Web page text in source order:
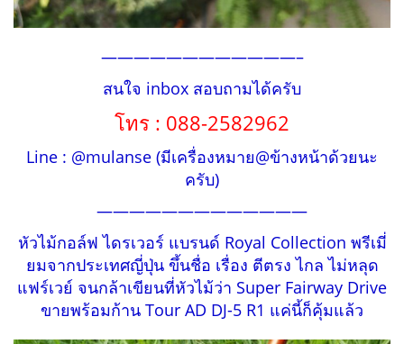
————————————–
สนใจ inbox สอบถามได้ครับ
โทร : 088-2582962
Line : @mulanse (มีเครื่องหมาย@ข้างหน้าด้วยนะ
ครับ)
—————————————
หัวไม้กอล์ฟ ไดรเวอร์ แบรนด์ Royal Collection พรีเมี่
ยมจากประเทศญี่ปุ่น ขึ้นชื่อ เรื่อง ตีตรง ไกล ไม่หลุด
แฟร์เวย์ จนกล้าเขียนที่หัวไม้ว่า Super Fairway Drive
ขายพร้อมก้าน Tour AD DJ-5 R1 แค่นี้ก็คุ้มแล้ว